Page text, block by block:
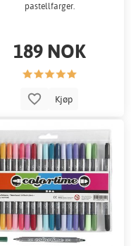
pastellfarger.
189 NOK
Kjøp